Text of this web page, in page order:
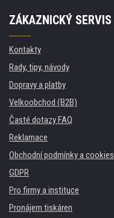
ZÁKAZNICKÝ SERVIS
Kontakty
Rady, tipy, návody
Dopravy a platby
Velkoobchod (B2B)
Časté dotazy FAQ
Reklamace
Obchodní podmínky a cookies
GDPR
Pro firmy a instituce
Pronájem tiskáren